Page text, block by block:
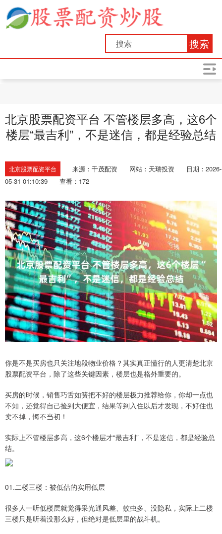
搜索
北京股票配资平台 不管楼层多高，这6个
楼层“最吉利”，不是迷信，都是经验总结
北京股票配资平台 来源：千茂配资 网站：天瑞投资
日期：2026-
05-31 01:10:39
查看：172
你是不是买房也只关注地段物业价格？其实真正懂行的人更清楚北京
股票配资平台，除了这些关键因素，楼层也是格外重要的。
买房的时候，销售巧舌如簧把不好的楼层极力推荐给你，你却一点也
不知，还觉得自己捡到大便宜，结果等到入住以后才发现，不好住也
卖不掉，悔不当初！
实际上不管楼层多高，这6个楼层才“最吉利”，不是迷信，都是经验总
结。
01.二楼三楼：被低估的实用低层
很多人一听低楼层就觉得采光通风差、蚊虫多、没隐私，实际上二楼
三楼只是听着没那么好，但绝对是低层里的战斗机。